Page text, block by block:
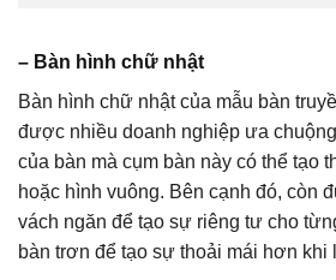
– Bàn hình chữ nhật
Bàn hình chữ nhật của mẫu bàn
được nhiều doanh nghiệp ưa
của bàn mà cụm bàn này có thể tạo
hoặc hình vuông. Bên cạnh đó, còn
vách ngăn để tạo sự riêng tư cho
bàn trơn để tạo sự thoải mái hơn khi